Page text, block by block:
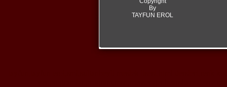
By
TAYFUN EROL